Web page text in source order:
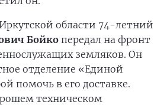
области 74-летний
Бойко передал на фронт
земляков. Он
отделение «Единой
помочь в его доставке.
техническом